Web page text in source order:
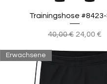
Trainingshose
Standardpreis
40,00 € Sale-
24,00 €
Erwachsene